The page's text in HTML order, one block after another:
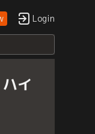
Login
イ